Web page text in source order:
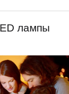
лампы